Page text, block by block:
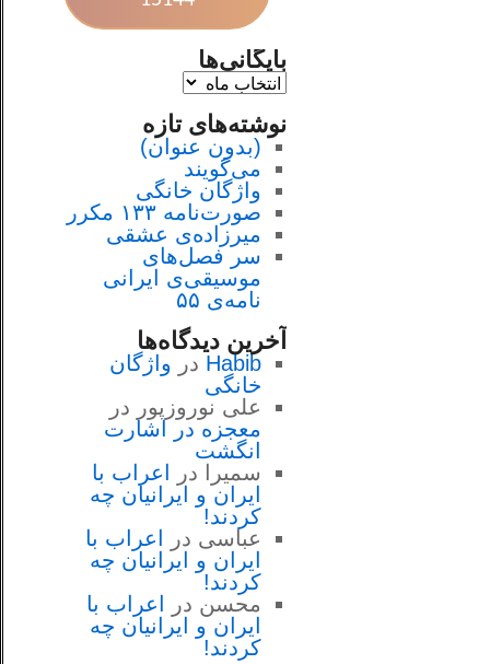
بایگانی‌ها
نوشته‌های تازه
(بدون عنوان)
می‌گویند
واژگان خانگی
صورت‌نامه ۱۳۳ مکرر
میرزاده‌ی عشقی
سر فصل‌هاى
موسيقى‌ی ايرانى
نامه‌ی ۵۵
آخرین دیدگاه‌ها
Habib در واژگان
خانگی
علی نوروزپور در
معجزه در اشارت
انگشت
سمیرا
در
اعراب با
ايران و ايرانيان چه
كردند!
عباسی در
اعراب با
ايران و ايرانيان چه
كردند!
محسن در
اعراب با
ايران و ايرانيان چه
كردند!